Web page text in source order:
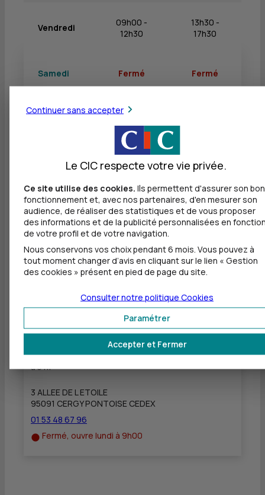
Vendredi
09h00 -
12h30
13h30 -
17h30
Samedi Fermé Fermé
Dimanche Fermé
CIC SEINE ET OISE ENTREPRISES - CERGY
ENGHIEN ENTREPRI
à 0 m
3 ALLEE DE L ETOILE
95091 CERGY PONTOISE CEDEX
Fermé, ouvre lundi à 9h00
CIC SEINE ET OISE ENTREPRISES - CERGY
ENGHIEN ENTREPRI
à0 m
3 ALLEE DE L ETOILE
95091 CERGY PONTOISE CEDEX
01 53 48 67 96
Fermé, ouvre lundi à 9h00
Continuer sans accepter
Le CIC respecte votre vie privée.
Ce site utilise des cookies. Ils permettent d'assurer son bon
fonctionnement et, avec nos partenaires, d'en mesurer son
audience, de réaliser des statistiques et de vous proposer
des informations et de la publicité personnalisées en
de votre profil et de votre navigation.
Nous conservons vos choix pendant 6 mois. Vous pouvez à
tout moment changer d’avis en cliquant sur le lien « Gestion
des cookies » présent en pied de page du site.
Accepter et Fermer
Paramétrer
Consulter notre politique Cookies